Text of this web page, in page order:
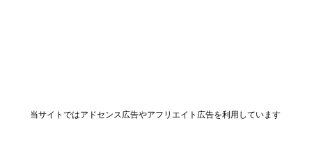
当サイトではアドセンス広告やアフリエイト広告を利用しています